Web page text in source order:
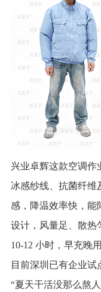
兴业卓辉这款空调作
冰感纱线、抗菌纤维
感，降温效率快，能
设计，风量足、散热
10-12 小时，早充晚
目前深圳已有企业
“夏天干活没那么熬